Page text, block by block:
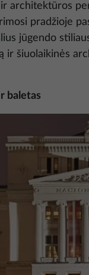
ir architektūros
pradžioje
jūgendo
ir šiuolaikinės
baletas